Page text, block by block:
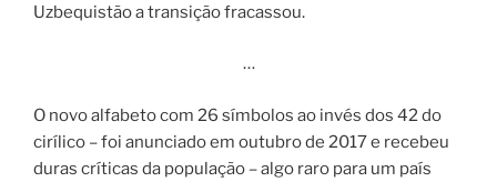
Uzbequistão a transição fracassou.
…
O novo alfabeto com 26 símbolos ao invés dos 42 do
cirílico – foi anunciado em outubro de 2017 e recebeu
duras críticas da população – algo raro para um país